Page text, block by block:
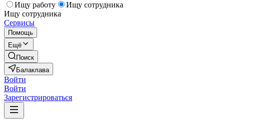
Ищу работу
Ищу сотрудника
Ищу сотрудника
Сервисы
Помощь
Ещё
Поиск
Балаклава
Войти
Войти
Зарегистрироваться